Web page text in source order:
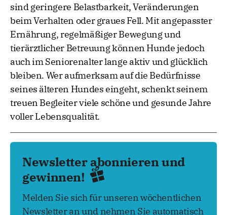
sind geringere Belastbarkeit, Veränderungen
beim Verhalten oder graues Fell. Mit angepasster
Ernährung, regelmäßiger Bewegung und
tierärztlicher Betreuung können Hunde jedoch
auch im Seniorenalter lange aktiv und glücklich
bleiben. Wer aufmerksam auf die Bedürfnisse
seines älteren Hundes eingeht, schenkt seinem
treuen Begleiter viele schöne und gesunde Jahre
voller Lebensqualität.
Newsletter abonnieren und
gewinnen!
Melden Sie sich für unseren wöchentlichen
Newsletter an und nehmen Sie automatisch